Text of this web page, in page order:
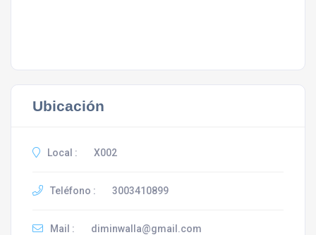
Ubicación
Local : X002
Teléfono : 3003410899
Mail : diminwalla@gmail.com